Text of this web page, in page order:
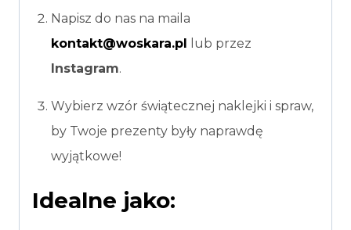
Napisz do nas na maila
kontakt@woskara.pl
lub przez
Instagram.
Wybierz wzór świątecznej naklejki i spraw,
by Twoje prezenty były naprawdę
wyjątkowe!
Idealne jako: